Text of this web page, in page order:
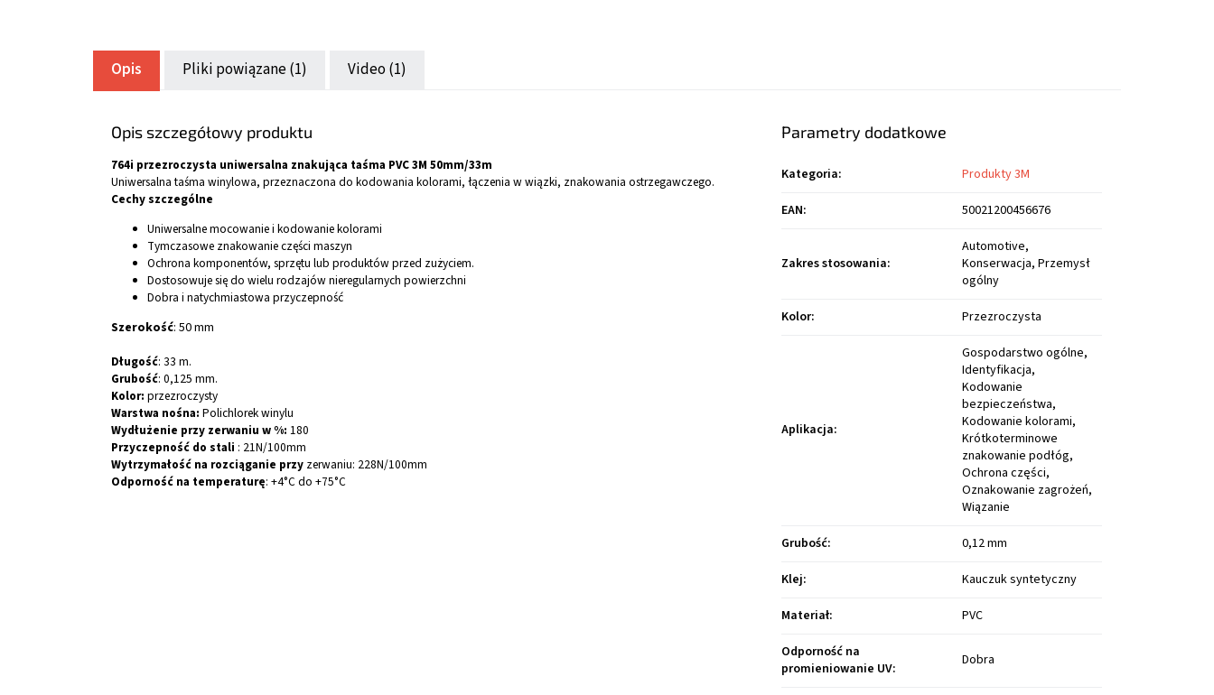
Opis Pliki powiązane (1) Video (1)
Opis szczegółowy produktu
764i przezroczysta uniwersalna znakująca taśma PVC 3M 50mm/33m
Uniwersalna taśma winylowa, przeznaczona do kodowania kolorami, łączenia w wiązki, znakowania ostrzegawczego.
Cechy szczególne
Uniwersalne mocowanie i kodowanie kolorami
Tymczasowe znakowanie części maszyn
Ochrona komponentów, sprzętu lub produktów przed zużyciem.
Dostosowuje się do wielu rodzajów nieregularnych powierzchni
Dobra i natychmiastowa przyczepność
Szerokość: 50 mm
Długość: 33 m.
Grubość: 0,125 mm.
Kolor: przezroczysty
Warstwa nośna: Polichlorek winylu
Wydłużenie przy zerwaniu w %: 180
Przyczepność do stali : 21N/100mm
Wytrzymałość na rozciąganie przy zerwaniu: 228N/100mm
Odporność na temperaturę: +4°C do +75°C
Parametry dodatkowe
Kategoria:
Produkty 3M
EAN: 50021200456676
Zakres stosowania:
Automotive,
Konserwacja, Przemysł
ogólny
Kolor: Przezroczysta
Aplikacja:
Gospodarstwo ogólne,
Identyfikacja,
Kodowanie
bezpieczeństwa,
Kodowanie kolorami,
Krótkoterminowe
znakowanie podłóg,
Ochrona części,
Oznakowanie zagrożeń,
Wiązanie
Grubość:
0,12 mm
Klej:
Kauczuk syntetyczny
Materiał:
PVC
Odporność na
promieniowanie UV: Dobra